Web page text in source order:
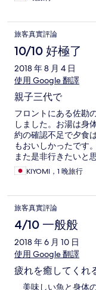
旅客真實評論
10/10 好極了
2018 年 8 月 4 日
使用 Google 翻譯
親子三代で
フロントにある佐勘
しました。お湯は身
約の確認不足で夕食
もおいしかったです
また是非行きたいと
KIYOMI，1 晚旅行
旅客真實評論
4/10 一般般
2018 年 6 月 10 日
使用 Google 翻譯
疲れを癒してくれ
美味しい魚と身体